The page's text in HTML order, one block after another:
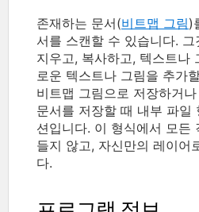
존재하는 문서(비트맵 그림)
서를 스캔할 수 있습니다.
지우고, 복사하고, 텍스트나
로운 텍스트나 그림을 추가
비트맵 그림으로 저장하거
문서를 저장할 때 내부 파일
션입니다. 이 형식에서 모든
들지 않고, 자신만의 레이어
다.